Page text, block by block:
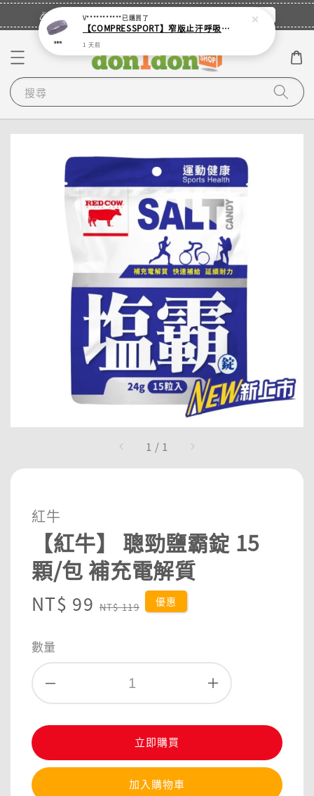
🎉登入會員・領取您的專屬折扣券！ 立即登入
搜尋
1 / 1
紅牛
【紅牛】 聰勁鹽霸錠 15
顆/包 補充電解質
Sale
NT$ 99 Regular
NT$ 119 優惠
數量
立即購買
加入購物車
V***********已購買了
【COMPRESSPORT】窄版止汗呼吸頭帶2.0_【零碼】
1 天前